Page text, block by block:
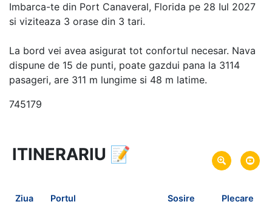
Imbarca-te din Port Canaveral, Florida pe 28 Iul 2027
si viziteaza 3 orase din 3 tari.
La bord vei avea asigurat tot confortul necesar. Nava
dispune de 15 de punti, poate gazdui pana la 3114
pasageri, are 311 m lungime si 48 m latime.
745179
6 zile vacanta de croaziera in
Plecare pe 28 Iul 2027
din Port Canaveral, Florida,
ITINERARIU 📝
Ziua Portul Sosire Plecare